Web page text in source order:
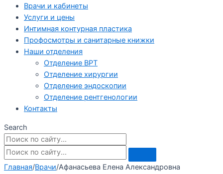
Врачи и кабинеты
Услуги и цены
Интимная контурная пластика
Профосмотры и санитарные книжки
Наши отделения
Отделение ВРТ
Отделение хирургии
Отделение эндоскопии
Отделение рентгенологии
Контакты
Search
Главная/Врачи/Афанасьева Елена Александровна